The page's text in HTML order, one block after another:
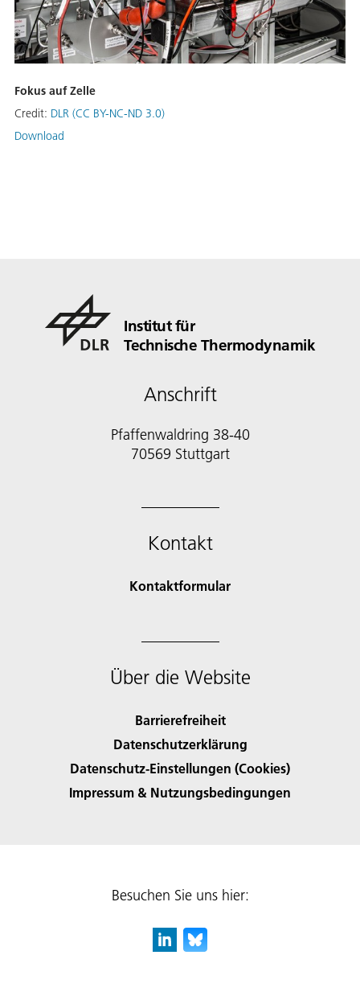
Fokus auf Zelle
Credit: DLR (CC BY-NC-ND 3.0)
Download
Institut für
Technische Thermodynamik
Anschrift
Pfaffenwaldring 38-40
70569 Stuttgart
Kontakt
Kontaktformular
Über die Website
Barrierefreiheit
Datenschutzerklärung
Datenschutz-Einstellungen (Cookies)
Impressum & Nutzungsbedingungen
Besuchen Sie uns hier: